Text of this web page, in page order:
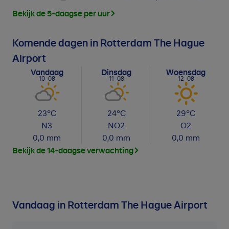
Bekijk de 5-daagse per uur
Komende dagen in Rotterdam The Hague
Airport
Vandaag
10-08
23°C
N3
0,0 mm
Dinsdag
11-08
24°C
NO2
0,0 mm
Woensdag
12-08
29°C
O2
0,0 mm
Bekijk de 14-daagse verwachting
Vandaag in Rotterdam The Hague Airport